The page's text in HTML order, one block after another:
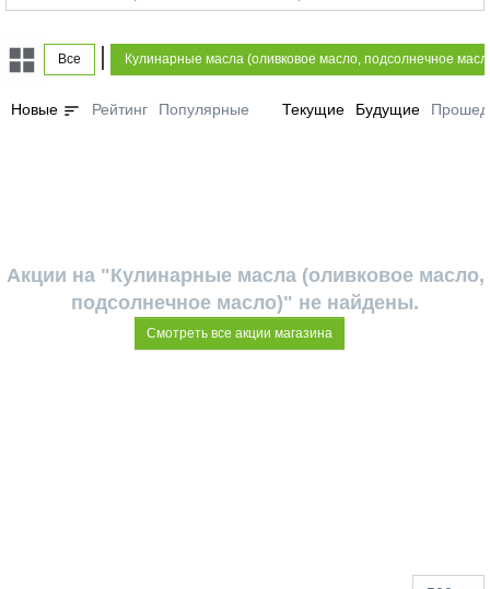
Все Кулинарные масла (оливковое масло, подсолнечное
Новые sort Рейтинг Популярные Текущие Будущие
Акции на "Кулинарные масла (оливковое масло,
подсолнечное масло)" не найдены.
Смотреть все акции магазина